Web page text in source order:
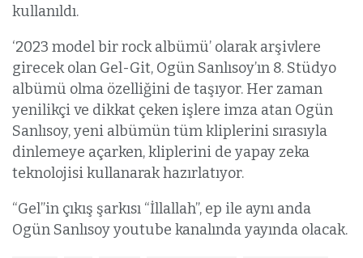
kullanıldı.
‘2023 model bir rock albümü’ olarak arşivlere
girecek olan Gel-Git, Ogün Sanlısoy’ın 8. Stüdyo
albümü olma özelliğini de taşıyor. Her zaman
yenilikçi ve dikkat çeken işlere imza atan Ogün
Sanlısoy, yeni albümün tüm kliplerini sırasıyla
dinlemeye açarken, kliplerini de yapay zeka
teknolojisi kullanarak hazırlatıyor.
“Gel”in çıkış şarkısı “İllallah”, ep ile aynı anda
Ogün Sanlısoy youtube kanalında yayında olacak.